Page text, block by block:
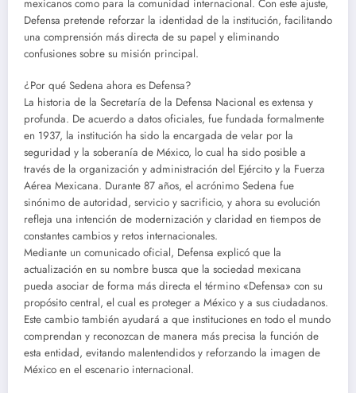
mexicanos como para la comunidad internacional. Con este ajuste,
Defensa pretende reforzar la identidad de la institución, facilitando
una comprensión más directa de su papel y eliminando
confusiones sobre su misión principal.
¿Por qué Sedena ahora es Defensa?
La historia de la Secretaría de la Defensa Nacional es extensa y
profunda. De acuerdo a datos oficiales, fue fundada formalmente
en 1937, la institución ha sido la encargada de velar por la
seguridad y la soberanía de México, lo cual ha sido posible a
través de la organización y administración del Ejército y la Fuerza
Aérea Mexicana. Durante 87 años, el acrónimo Sedena fue
sinónimo de autoridad, servicio y sacrificio, y ahora su evolución
refleja una intención de modernización y claridad en tiempos de
constantes cambios y retos internacionales.
Mediante un comunicado oficial, Defensa explicó que la
actualización en su nombre busca que la sociedad mexicana
pueda asociar de forma más directa el término «Defensa» con su
propósito central, el cual es proteger a México y a sus ciudadanos.
Este cambio también ayudará a que instituciones en todo el mundo
comprendan y reconozcan de manera más precisa la función de
esta entidad, evitando malentendidos y reforzando la imagen de
México en el escenario internacional.